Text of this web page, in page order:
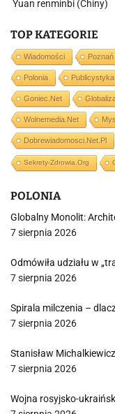
Yuan renminbi (Chiny)
TOP KATEGORIE
Wiadomości Poznań
Polonia Publicystyka
Goniec.net
Wolnemedia.net
Dobrewiadomosci.net.pl
Sekrety-Zdrowia.org
POLONIA
Globalny Monolit:
7 sierpnia 2026
Odmówiła udziału w
7 sierpnia 2026
Spirala milczenia –
7 sierpnia 2026
Stanisław
7 sierpnia 2026
Wojna rosyjsko-